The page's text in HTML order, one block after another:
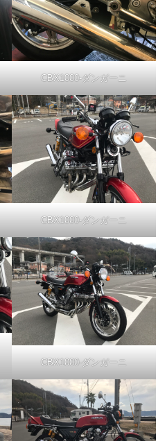
CBX1000-ダンガーニ
CBX1000-ダンガーニ
CBX1000-ダンガーニ